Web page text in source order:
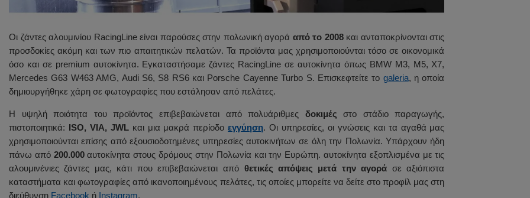
Οι ζάντες αλουμινίου RacingLine είναι παρούσες στην πολωνική αγορά από το 2008και ανταποκρίνονται στις
προσδοκίες ακόμη και των πιο απαιτητικών πελατών. Τα προϊόντα μας χρησιμοποιούνται τόσο σε οικονομικά
όσο και σε premium αυτοκίνητα. Εγκαταστήσαμε ζάντες RacingLine σε αυτοκίνητα όπως BMW M3, M5, X7,
Mercedes G63 W463 AMG, Audi S6, S8 RS6 και Porsche Cayenne Turbo S. Επισκεφτείτε το galeria, η οποία
δημιουργήθηκε χάρη σε φωτογραφίες που εστάλησαν από πελάτες.
Η υψηλή ποιότητα του προϊόντος επιβεβαιώνεται από πολυάριθμες δοκιμές στο στάδιο παραγωγής,
πιστοποιητικά: ISO, VIA, JWLκαι μια μακρά περίοδοεγγύηση. Οι υπηρεσίες, οι γνώσεις και τα αγαθά μας
χρησιμοποιούνται επίσης από εξουσιοδοτημένες υπηρεσίες αυτοκινήτων σε όλη την Πολωνία. Υπάρχουν ήδη
πάνω από 200.000αυτοκίνητα στους δρόμους στην Πολωνία και την Ευρώπη. αυτοκίνητα εξοπλισμένα με τις
αλουμινένιες ζάντες μας, κάτι που επιβεβαιώνεται από θετικές απόψεις μετά την αγορά σε αξιόπιστα
καταστήματα και φωτογραφίες από ικανοποιημένους πελάτες, τις οποίες μπορείτε να δείτε στο προφίλ μας στη
διεύθυνση Facebook ή Instagram.